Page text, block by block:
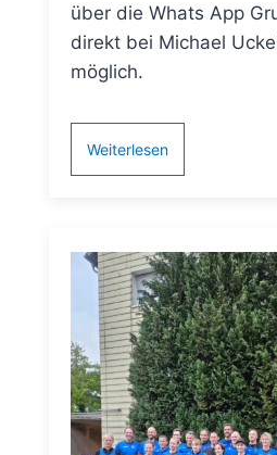
über die Whats App
direkt bei Michael
möglich.
Weiterlesen